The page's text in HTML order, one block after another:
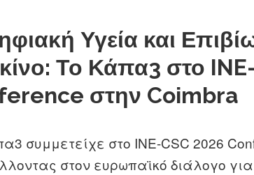
Υγεία και
Το Κάπα3 στο
στην Coimbra
συμμετείχε στο INE-CSC 2026
στον ευρωπαϊκό διάλογο